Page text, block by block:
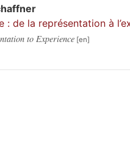
de la représentation à
to Experience